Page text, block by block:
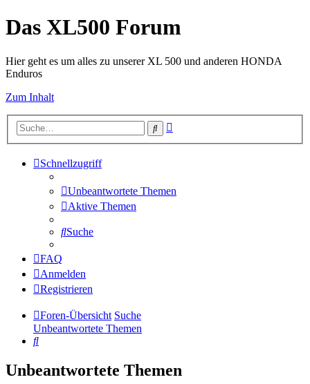
Das XL500 Forum
Hier geht es um alles zu unserer XL 500 und anderen HONDA
Enduros
Zum Inhalt
Suche
Schnellzugriff
Unbeantwortete Themen
Aktive Themen
Suche
FAQ
Anmelden
Registrieren
Foren-Übersicht Suche
Unbeantwortete Themen
Suche
Unbeantwortete Themen